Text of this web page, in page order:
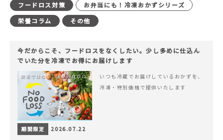
フードロス対策
お弁当にも！冷凍おかずシリーズ
栄養コラム
その他
今だからこそ、フードロスをなくしたい。少し多めに仕込ん
でいた分を冷凍でお得にお届けします
いつも冷蔵でお届けしているおかずを、
冷凍・特別価格で提供いたします
期間限定 2026.07.22